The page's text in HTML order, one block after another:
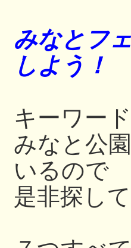
みなとフ
しよう！
キーワ
みなと公
いるので
是非探し